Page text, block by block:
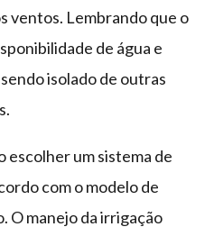
ventos. Lembrando que o
de água e
isolado de outras
escolher um sistema de
com o modelo de
O manejo da irrigação